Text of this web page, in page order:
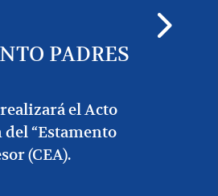
PADRES
realizará el Acto
“Estamento
(CEA).